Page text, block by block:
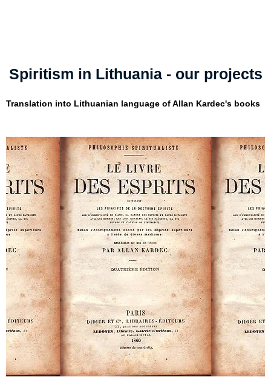
Spiritism in Lithuania - our projects
Translation into Lithuanian language of Allan Kardec's books